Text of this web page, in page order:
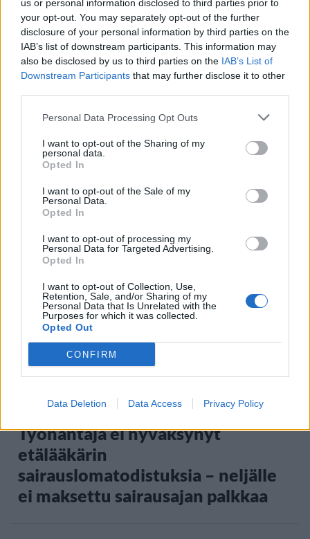
us or personal information disclosed to third parties prior to
your opt-out. You may separately opt-out of the further
disclosure of your personal information by third parties on the
IAB’s list of downstream participants. This information may
also be disclosed by us to third parties on the IAB’s List of
Downstream Participants that may further disclose it to other
Personal Data Processing Opt Outs
I want to opt-out of the Sharing of my
personal data.
Opted In
I want to opt-out of the Sale of my
Personal Data.
Opted In
I want to opt-out of processing my
Personal Data for Targeted Advertising.
Opted In
I want to opt-out of Collection, Use,
Retention, Sale, and/or Sharing of my
Personal Data that Is Unrelated with the
Purposes for which it was collected.
Opted Out
CONFIRM
Data Deletion Data Access Privacy Policy
1
Alexander Stubb ja Aleksander
Barkov juhlivat Eppu Normaalia –
yksityiskohta herätti huomiota
2
Työnantaja ei hyväksynyt
etälääkärin
sairauslomatodistuksia – neljälle
ei maksettu sairausajan palkkaa